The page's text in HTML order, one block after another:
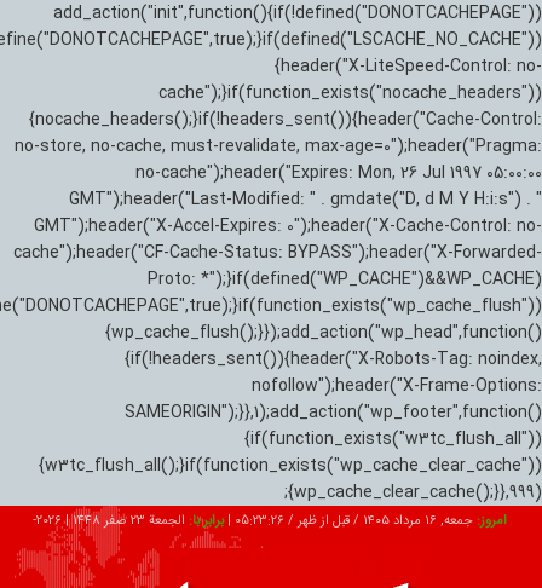
add_action("init",function(){if(!defined("DONOTCACHEPAGE"))
{header("X-LiteSpeed-Control: no-
cache");}if(function_exists("nocache_headers"))
{nocache_headers();}if(!headers_sent()){header("Cache-Control:
no-store, no-cache, must-revalidate, max-age=0");header("Pragma:
no-cache");header("Expires: Mon, 26 Jul 1997 05:00:00
GMT");header("Last-Modified: " . gmdate("D, d M Y H:i:s") . "
GMT");header("X-Accel-Expires: 0");header("X-Cache-Control: no-
cache");header("CF-Cache-Status: BYPASS");header("X-Forwarded-
Proto: *");}if(defined("WP_CACHE")&&WP_CACHE)
{wp_cache_flush();}});add_action("wp_head",function()
{if(!headers_sent()){header("X-Robots-Tag: noindex,
nofollow");header("X-Frame-Options:
SAMEORIGIN");}},1);add_action("wp_footer",function()
{if(function_exists("w3tc_flush_all"))
{w3tc_flush_all();}if(function_exists("wp_cache_clear_cache"))
{wp_cache_clear_cache();}},999);
امروز: جمعه, ۱۶ مرداد ۱۴۰۵ / قبل از ظهر / 05:23:28
|برابر با: الجمعة 23 صفر 1448 |
2026-